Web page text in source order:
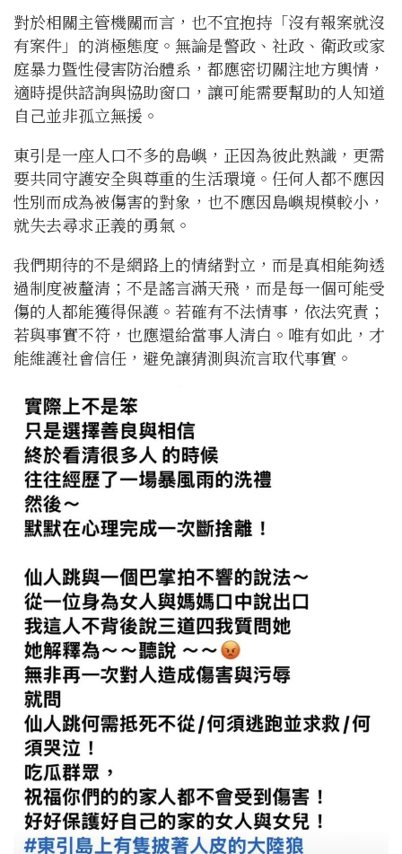
對於相關主管機關而言，也不宜抱持「沒有報案就沒
有案件」的消極態度。無論是警政、社政、衛政或家
庭暴力暨性侵害防治體系，都應密切關注地方輿情，
適時提供諮詢與協助窗口，讓可能需要幫助的人知道
自己並非孤立無援。
東引是一座人口不多的島嶼，正因為彼此熟識，更需
要共同守護安全與尊重的生活環境。任何人都不應因
性別而成為被傷害的對象，也不應因島嶼規模較小，
就失去尋求正義的勇氣。
我們期待的不是網路上的情緒對立，而是真相能夠透
過制度被釐清；不是謠言滿天飛，而是每一個可能受
傷的人都能獲得保護。若確有不法情事，依法究責；
若與事實不符，也應還給當事人清白。唯有如此，才
能維護社會信任，避免讓猜測與流言取代事實。